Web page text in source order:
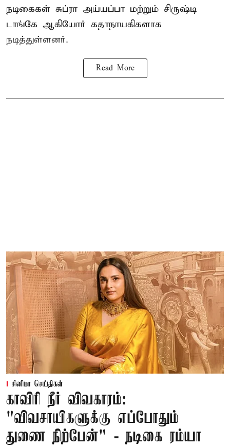
நடிகைகள் சுப்ரா அய்யப்பா மற்றும் சிருஷ்டி
டாங்கே ஆகியோர் கதாநாயகிகளாக
நடித்துள்ளனர்.
Read More
சினிமா செய்திகள்
காவிரி நீர் விவகாரம்:
"விவசாயிகளுக்கு எப்போதும்
துணை நிற்பேன்" - நடிகை ரம்யா